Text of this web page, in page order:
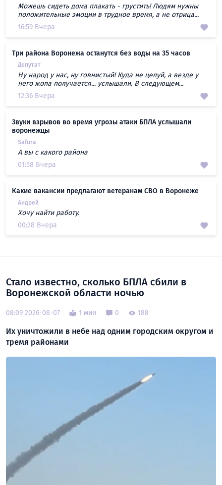
Можешь сидеть дома плакать - грустить! Людям нужны
положительные эмоции в трудное время, а не отрица...
16:59 Вчера
Три района Воронежа останутся без воды на 35 часов
Депутат
Ну народ у нас, ну говнистый! Куда не целуй, а везде у
него жопа получается... услышали. В следующем...
12:36 Вчера
Звуки взрывов во время угрозы атаки БПЛА услышали
воронежцы
Safura
А вы с какого района
01:58 Вчера
Какие вакансии предлагают ветеранам СВО в Воронеже
Андрей
Хочу найти работу.
00:28 Вчера
Стало известно, сколько БПЛА сбили в
Воронежской области ночью
08:09 2026-08-07 1 мин 0 188
Их уничтожили в небе над одним городским округом и
тремя районами